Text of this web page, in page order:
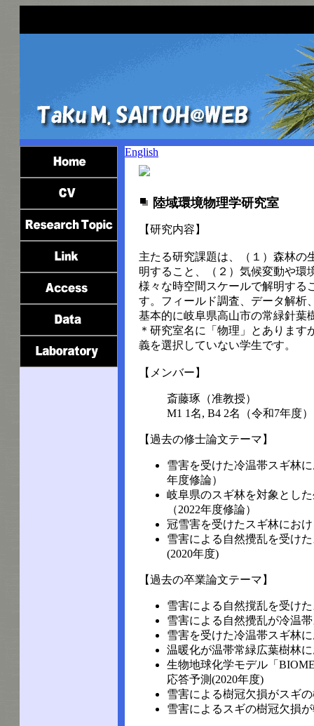
English
陸域環境物理学研究室
【研究内容】
主たる研究課題は、（１）森林の
明すること、（２）気候変動や環
様々な時空間スケールで解明する
す。フィールド調査、データ解析
基本的に岐阜県高山市の常緑針葉
＊研究室名に「物理」とありま
義を選択していない学生です。
【メンバー】
斎藤琢（准教授）
M1 1名, B4 2名（令和7年度）
【過去の修士論文テーマ】
雪害を受けた冷温帯スギ林
年度修論）
岐阜県のスギ林を対象とし
（2022年度修論）
冠雪害を受けたスギ林にお
雪害による自然攪乱を受け
(2020年度)
【過去の卒業論文テーマ】
雪害による自然撹乱を受け
雪害による自然攪乱が冷温
雪害を受けた冷温帯スギ林
温暖化が温帯常緑広葉樹林
生物地球化学モデル「
応答予測(2020年度)
雪害による樹冠欠損がスギ
雪害によるスギの樹冠欠損